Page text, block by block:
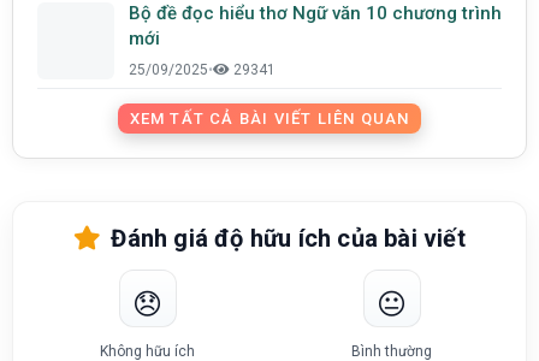
Bộ đề đọc hiểu thơ Ngữ văn 10 chương trình
mới
25/09/2025• 29341
XEM TẤT CẢ BÀI VIẾT LIÊN QUAN
Đánh giá độ hữu ích của bài viết
😞
Không hữu ích
😐
Bình thường